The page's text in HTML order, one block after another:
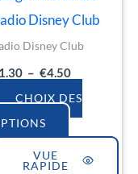
Disney Club
Disney Club
– €4.50
CHOIX DES
peuvent
être
choisies
sur
la
VUE
RAPIDE